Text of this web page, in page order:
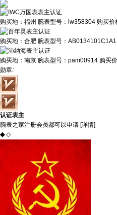
购买地： 福州 腕表型号： iw358304 购买价
购买地： 合肥 腕表型号： AB0134101C1A1
购买地： 南京 腕表型号： pam00914 购买
勋章:
认证表主
腕表之家注册会员都可以申请 [详情]
◆ ◇